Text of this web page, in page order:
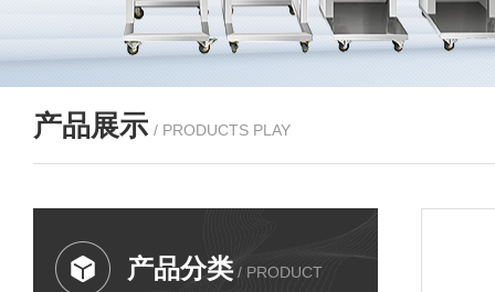
产品展示 / PRODUCTS PLAY
产品分类 / PRODUCT